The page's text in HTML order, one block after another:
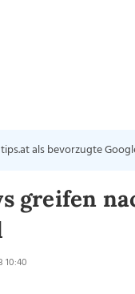
tips.at als bevorzugte
greifen
10:40